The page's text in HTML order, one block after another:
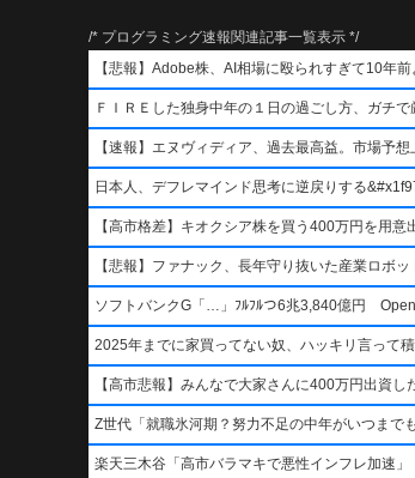
/* プログラミング速報関連記事一覧表示 */
【悲報】Adobe株、AI相場に殴られすぎて10年
ＦＩＲＥした独身中年の１日の過ごし方、ガチで
【速報】エヌヴィディア、過去最高益。市場予
日本人、デフレマインド思考に逆戻りする
【高市格差】キオクシア株を買う400万円を用
【悲報】ファナック、長年守り抜いた産業ロボ
ソフトバンクG「…」ﾌﾙﾌﾙつ6兆3,840億円
2025年までに家買ってない奴、ハッキリ言って
【高市悲報】みんなで大家さんに400万円出資
Z世代「就職氷河期？努力不足の中年がいつまで
楽天三木谷「高市バラマキで悪性インフレ加速